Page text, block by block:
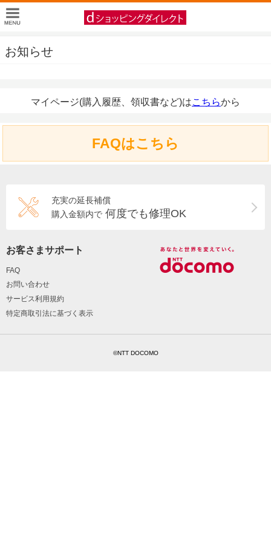
お知らせ
マイページ(購入履歴、領収書など)はこちらから
FAQはこちら
充実の延長補償
購入金額内で 何度でも修理OK
お客さまサポート
FAQ
お問い合わせ
サービス利用規約
特定商取引法に基づく表示
©NTT DOCOMO